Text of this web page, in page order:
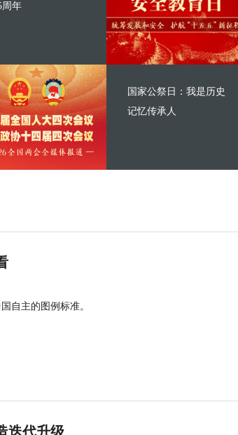
周年
国家公祭日：我是历史
记忆传承人
自主的图例标准。
迭代升级